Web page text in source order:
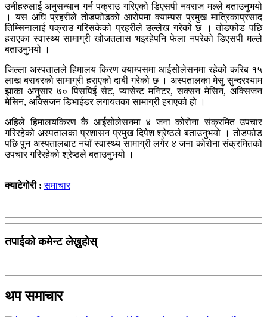
उनीहरुलाई अनुसन्धान गर्न पक्राउ गरिएको डिएसपी नवराज मल्ले बताउनुभयो
। यस अघि प्रहरीले तोडफोडको आरोपमा क्याम्पस प्रमुख मात्रिकाप्रसाद
तिम्सिनालाई पक्राउ गरिसकेको प्रहरीले उल्लेख गरेको छ । तोडफोड पछि
हराएका स्वास्थ्य सामाग्री खोजतलास भइरहेपनि फेला नपरेको डिएसपी मल्ले
बताउनुभयो ।
जिल्ला अस्पतालले हिमालय किरण क्याम्पसमा आईसोलेसनमा रहेको करिब १५
लाख बराबरको सामाग्री हराएको दाबी गरेको छ । अस्पतालका मेसु सुन्दरश्याम
झाका अनुसार ७० पिसपिई सेट, प्यासेन्ट मनिटर, सक्सन मेसिन, अक्सिजन
मेसिन, अक्सिजन डिभाईडर लगायतका सामाग्री हराएको हो ।
अहिले हिमालयकिरण कै आईसोलेसनमा ४ जना कोरोना संक्रमित उपचार
गरिरहेको अस्पतालका प्रशासन प्रमुख दिपेश श्रेष्ठले बताउनुभयो । तोडफोड
पछि पुन अस्पतालबाट नयाँ स्वास्थ्य सामाग्री लगेर ४ जना कोरोना संक्रमितको
उपचार गरिरहेको श्रेष्ठले बताउनुभयो ।
क्याटेगोरी :समाचार
तपाईको कमेन्ट लेख्नुहोस्
थप समाचार